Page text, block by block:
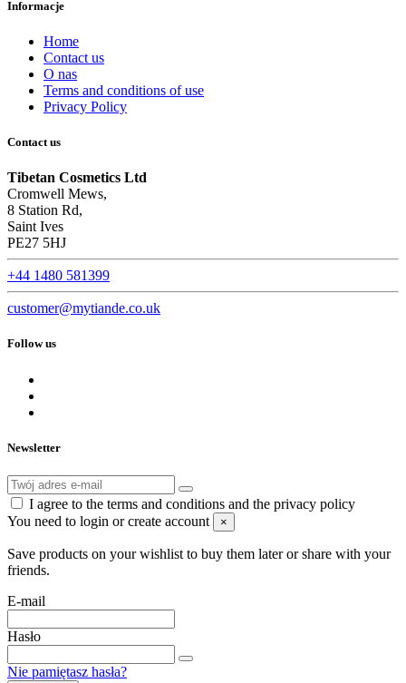
Informacje
Home
Contact us
O nas
Terms and conditions of use
Privacy Policy
Contact us
Tibetan Cosmetics Ltd
Cromwell Mews,
8 Station Rd,
Saint Ives
PE27 5HJ
+44 1480 581399
customer@mytiande.co.uk
Follow us
Newsletter
I agree to the terms and conditions and the privacy policy
You need to login or create account
×
Save products on your wishlist to buy them later or share with your
friends.
E-mail
Hasło
Nie pamiętasz hasła?